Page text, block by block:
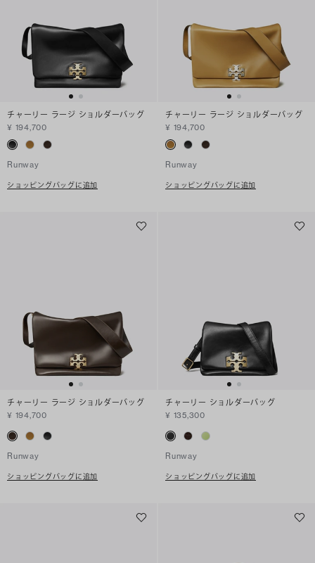
チャーリー ラージ ショルダーバッグ
¥ 194,700
Runway
ショッピングバッグに追加
チャーリー ラージ ショルダーバッグ
¥ 194,700
Runway
ショッピングバッグに追加
チャーリー ラージ ショルダーバッグ
¥ 194,700
Runway
ショッピングバッグに追加
チャーリー ショルダーバッグ
¥ 135,300
Runway
ショッピングバッグに追加